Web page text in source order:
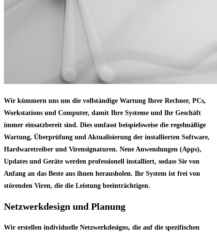
Wir kümmern uns um die vollständige Wartung Ihrer Rechner, PCs,
Workstations und Computer, damit Ihre Systeme und Ihr Geschäft
immer einsatzbereit sind. Dies umfasst beispielsweise die regelmäßige
Wartung, Überprüfung und Aktualisierung der installierten Software,
Hardwaretreiber und Virensignaturen. Neue Anwendungen (Apps),
Updates und Geräte werden professionell installiert, sodass Sie von
Anfang an das Beste aus ihnen herausholen. Ihr System ist frei von
störenden Viren, die die Leistung beeinträchtigen.
Netzwerkdesign und Planung
Wir erstellen individuelle Netzwerkdesigns, die auf die spezifischen